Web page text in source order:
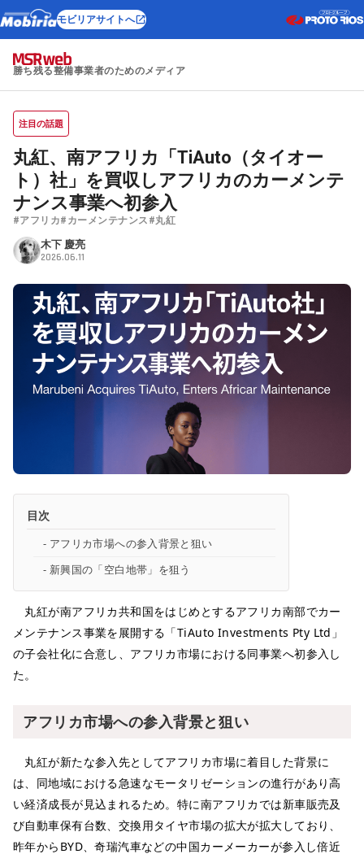
モビリアサイトへ
勝ち残る整備事業者のためのメディア
注目の話題
丸紅、南アフリカ「TiAuto（タイオー
ト）社」を買収しアフリカのカーメンテ
ナンス事業へ初参入
#アフリカ#カーメンテナンス #丸紅
木下 慶亮
2026.06.11
目次
アフリカ市場への参入背景と狙い
新興国の「空白地帯」を狙う
丸紅が南アフリカ共和国をはじめとするアフリカ南部でカー
メンテナンス事業を展開する「TiAuto Investments Pty Ltd」
の子会社化に合意し、アフリカ市場における同事業へ初参入し
た。
アフリカ市場への参入背景と狙い
丸紅が新たな参入先としてアフリカ市場に着目した背景に
は、同地域における急速なモータリゼーションの進行があり高
い経済成長が見込まれるため。特に南アフリカでは新車販売及
び自動車保有台数、交換用タイヤ市場の拡大が拡大しており、
昨年からBYD、奇瑞汽​車などの中国カーメーカーが参入し倍近